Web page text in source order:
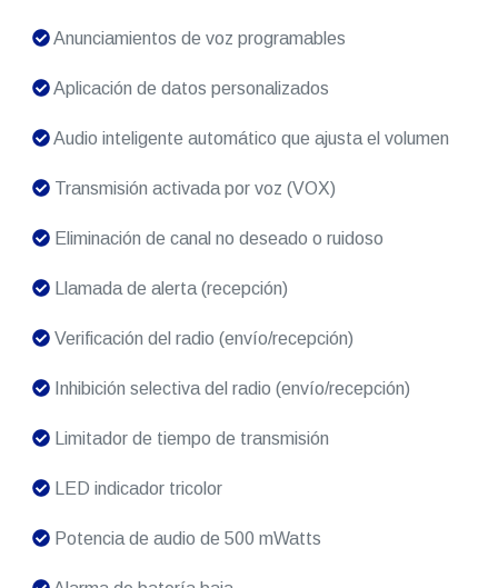
Anunciamientos de voz programables
Aplicación de datos personalizados
Audio inteligente automático que ajusta el volumen
Transmisión activada por voz (VOX)
Eliminación de canal no deseado o ruidoso
Llamada de alerta (recepción)
Verificación del radio (envío/recepción)
Inhibición selectiva del radio (envío/recepción)
Limitador de tiempo de transmisión
LED indicador tricolor
Potencia de audio de 500 mWatts